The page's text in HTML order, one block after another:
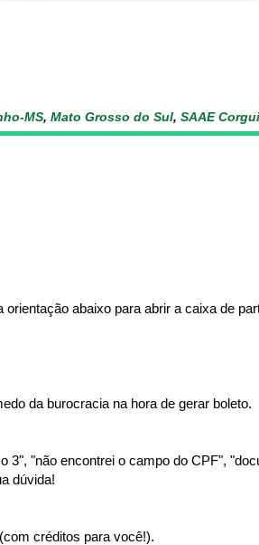
MS, Mato Grosso do Sul, SAAE
abaixo para abrir a caixa de
da burocracia na hora de gerar boleto.
"não encontrei o campo do CPF",
dúvida!
créditos para você!).